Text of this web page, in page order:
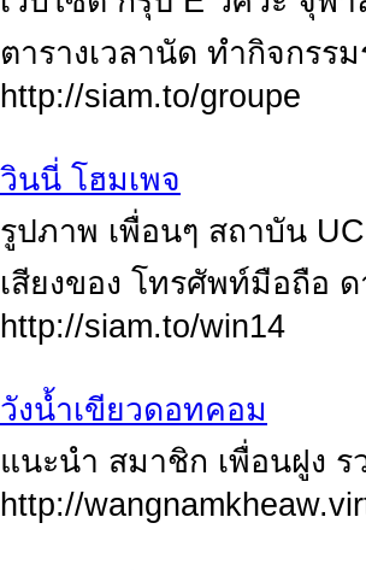
ตารางเวลานัด ทำกิจกรร
http://siam.to/groupe
วินนี่ โฮมเพจ
รูปภาพ เพื่อนๆ สถาบัน
เสียงของ โทรศัพท์มือถือ
http://siam.to/win14
วังน้ำเขียวดอทคอม
แนะนำ สมาชิก เพื่อนฝูง ร
http://